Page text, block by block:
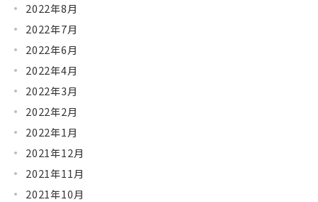
2022年8月
2022年7月
2022年6月
2022年4月
2022年3月
2022年2月
2022年1月
2021年12月
2021年11月
2021年10月